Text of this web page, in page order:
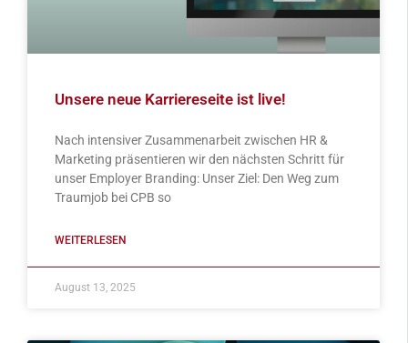
Unsere neue Karriereseite ist live!
Nach intensiver Zusammenarbeit zwischen HR &
Marketing präsentieren wir den nächsten Schritt für
unser Employer Branding: Unser Ziel: Den Weg zum
Traumjob bei CPB so
WEITERLESEN
August 13, 2025